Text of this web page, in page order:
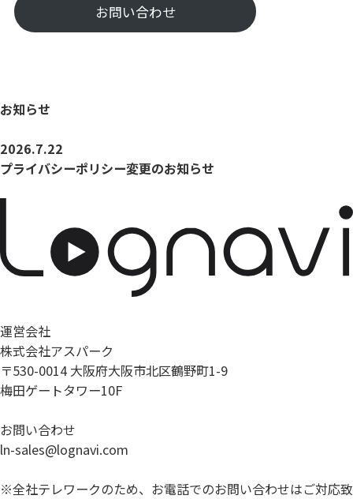
お問い合わせ
お知らせ
2026.7.22
プライバシーポリシー変更のお知らせ
運営会社
株式会社アスパーク
〒530-0014 大阪府大阪市北区鶴野町1-9
梅田ゲートタワー10F
お問い合わせ
ln-sales@lognavi.com
※全社テレワークのため、お電話でのお問い合わせはご対応致